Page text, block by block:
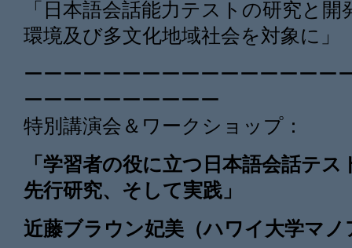
「日本語会話能力テストの研究と開
環境及び多文化地域社会を対象に」
ーーーーーーーーーーーーーーーー
ーーーーーーーーーー
特別講演会＆ワークショップ：
「学習者の役に立つ日本語会話テ
先行研究、 そして実践」
近藤ブラウン妃美（ハワイ大学マノ